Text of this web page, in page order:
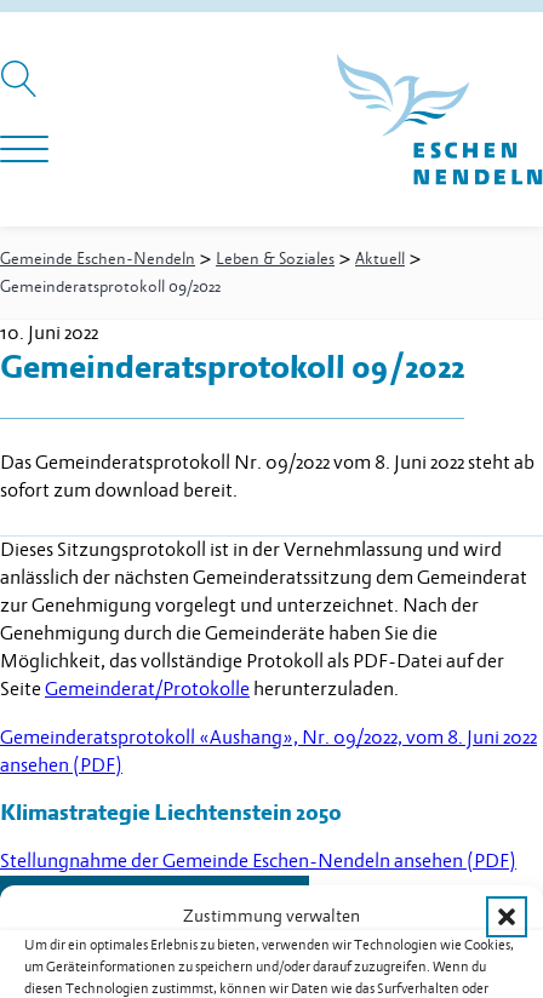
Zustimmung verwalten
Um dir ein optimales Erlebnis zu bieten, verwenden wir Technologien wie Cookies,
um Geräteinformationen zu speichern und/oder darauf zuzugreifen. Wenn du
diesen Technologien zustimmst, können wir Daten wie das Surfverhalten oder
Gemeinde Eschen-Nendeln > Leben & Soziales > Aktuell >
Gemeinderatsprotokoll 09/2022
10. Juni 2022
Gemeinderatsprotokoll 09/2022
Das Gemeinderatsprotokoll Nr. 09/2022 vom 8. Juni 2022 steht ab
sofort zum download bereit.
Dieses Sitzungsprotokoll ist in der Vernehmlassung und wird
anlässlich der nächsten Gemeinderatssitzung dem Gemeinderat
zur Genehmigung vorgelegt und unterzeichnet. Nach der
Genehmigung durch die Gemeinderäte haben Sie die
Möglichkeit, das vollständige Protokoll als PDF-Datei auf der
SeiteGemeinderat/Protokolle herunterzuladen.
Gemeinderatsprotokoll «Aushang», Nr. 09/2022, vom 8. Juni 2022
ansehen (PDF)
Klimastrategie Liechtenstein 2050
Stellungnahme der Gemeinde Eschen-Nendeln ansehen (PDF)